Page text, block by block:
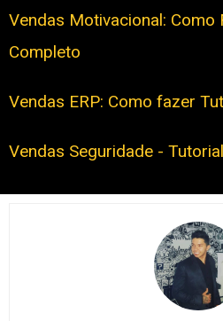
Vendas Motivacional: Como
Completo
Vendas ERP: Como fazer
Vendas Seguridade -